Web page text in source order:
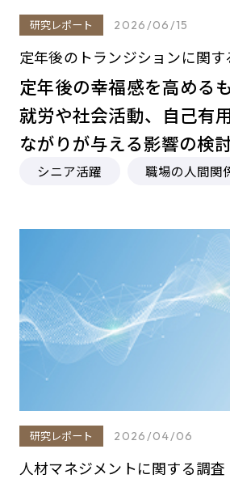
研究レポート 2026/06/15
定年後のトランジションに関
定年後の幸福感を高める
就労や社会活動、自己有
ながりが与える影響の検
シニア活躍 職場の人間関
研究レポート 2026/04/06
人材マネジメントに関する調